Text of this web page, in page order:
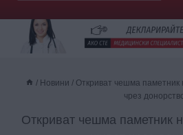
/ Новини / Откриват чешма паметник
чрез
Откриват чешма паметник